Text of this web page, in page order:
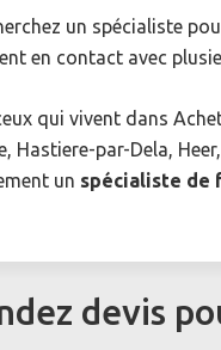
un spécialiste
en contact avec
qui vivent dans
Hastiere-par-Dela,
un spécialiste de
devis